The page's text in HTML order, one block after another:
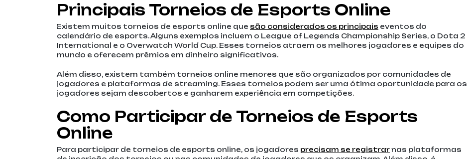
Principais Torneios de Esports Online
Existem muitos torneios de esports online que são considerados os principais eventos do
calendário de esports. Alguns exemplos incluem o League of Legends Championship Series, o Dota 2
International e o Overwatch World Cup. Esses torneios atraem os melhores jogadores e equipes do
mundo e oferecem prêmios em dinheiro significativos.
Além disso, existem também torneios online menores que são organizados por comunidades de
jogadores e plataformas de streaming. Esses torneios podem ser uma ótima oportunidade para os
jogadores sejam descobertos e ganharem experiência em competições.
Como Participar de Torneios de Esports
Online
Para participar de torneios de esports online, os jogadores precisam se registrarnas plataformas